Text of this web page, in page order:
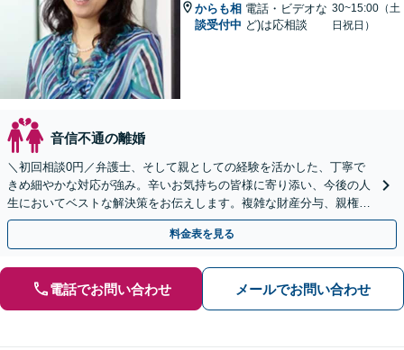
からも相
談受付中
電話・ビデオな
ど)は応相談
30~15:00（土
日祝日）
音信不通の離婚
＼初回相談0円／弁護士、そして親としての経験を活かした、丁寧で
きめ細やかな対応が強み。辛いお気持ちの皆様に寄り添い、今後の人
生においてベストな解決策をお伝えします。複雑な財産分与、親権問
題、養育費の交渉、国際離婚などが得意です【日英対応◎】
料金表を見る
電話でお問い合わせ メールでお問い合わせ